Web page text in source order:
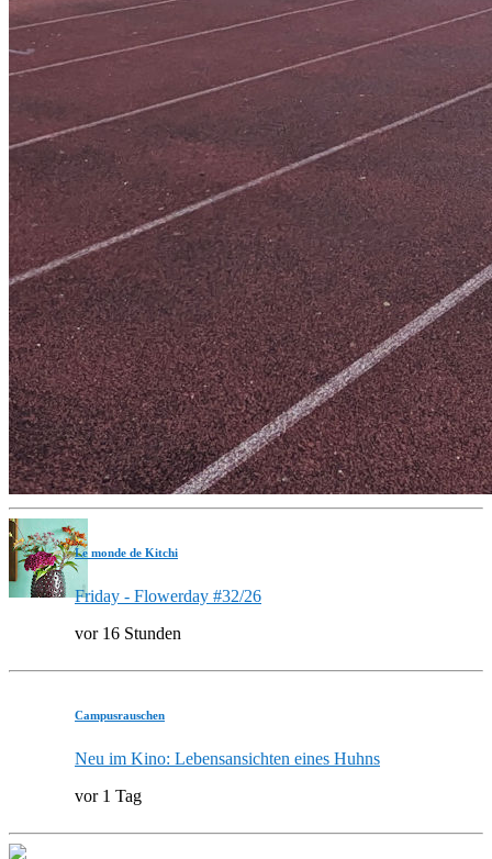
Le monde de Kitchi
Friday - Flowerday #32/26
vor 16 Stunden
Campusrauschen
Neu im Kino: Lebensansichten eines Huhns
vor 1 Tag